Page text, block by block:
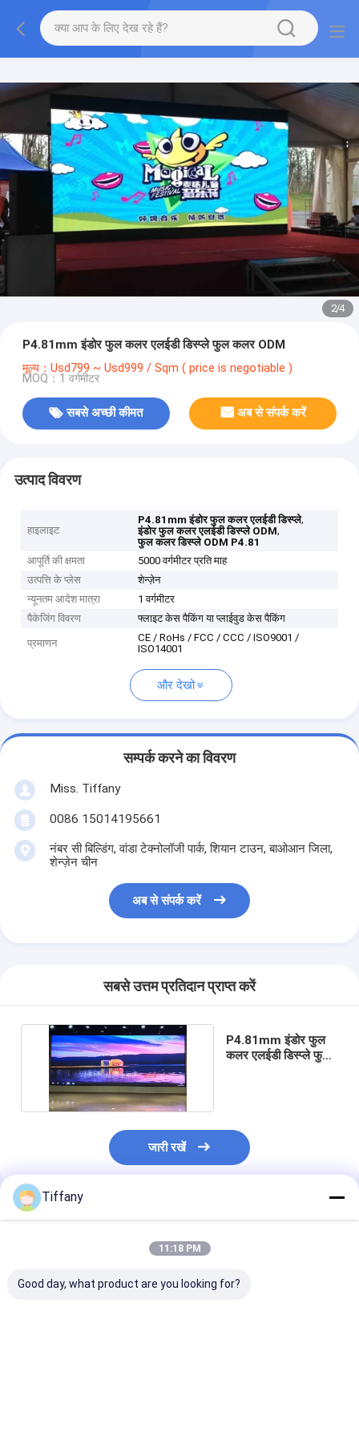
2/4
P4.81mm इंडोर फुल कलर एलईडी डिस्प्ले फुल कलर ODM
मूल्य：Usd799 ~ Usd999 / Sqm ( price is negotiable )
MOQ：1 वर्गमीटर
सबसे अच्छी कीमत अब से संपर्क करें
उत्पाद विवरण
हाइलाइट
P4.81mm इंडोर फुल कलर एलईडी डिस्प्ले,
इंडोर फुल कलर एलईडी डिस्प्ले ODM,
फुल कलर डिस्प्ले ODM P4.81
आपूर्ति की क्षमता
5000 वर्गमीटर प्रति माह
उत्पत्ति के प्लेस
शेन्ज़ेन
न्यूनतम आदेश मात्रा
1 वर्गमीटर
पैकेजिंग विवरण
फ्लाइट केस पैकिंग या प्लाईवुड केस पैकिंग
प्रमाणन
CE / RoHs / FCC / CCC / ISO9001 /
ISO14001
और देखो
सम्पर्क करने का विवरण
Miss. Tiffany
0086 15014195661
नंबर सी बिल्डिंग, वांडा टेक्नोलॉजी पार्क, शियान टाउन, बाओआन जिला,
शेन्ज़ेन चीन
अब से संपर्क करें
सबसे उत्तम प्रतिदान प्राप्त करें
P4.81mm इंडोर फुल
कलर एलईडी डिस्प्ले फुल
जारी रखें
अनुशंसित उत्पाद
Tiffany
11:18 PM
Good day, what product are you looking for?